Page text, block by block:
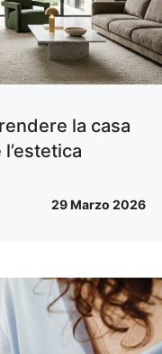
la casa
29 Marzo 2026